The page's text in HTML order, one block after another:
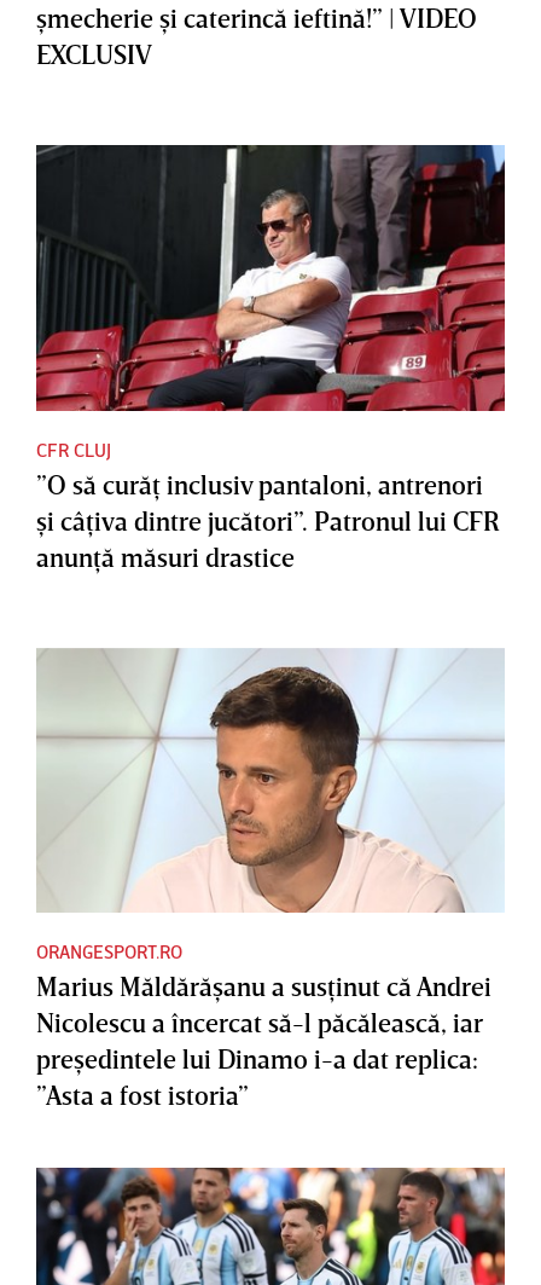
şmecherie şi caterincă ieftină!” | VIDEO
EXCLUSIV
CFR CLUJ
”O să curăţ inclusiv pantaloni, antrenori
şi câţiva dintre jucători”. Patronul lui CFR
anunţă măsuri drastice
ORANGESPORT.RO
Marius Măldărăşanu a susţinut că Andrei
Nicolescu a încercat să-l păcălească, iar
preşedintele lui Dinamo i-a dat replica:
”Asta a fost istoria”